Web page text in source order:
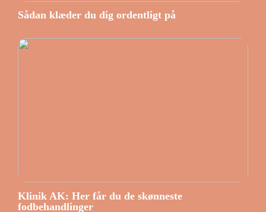
Sådan klæder du dig ordentligt på
Klinik AK: Her får du de skønneste
fodbehandlinger